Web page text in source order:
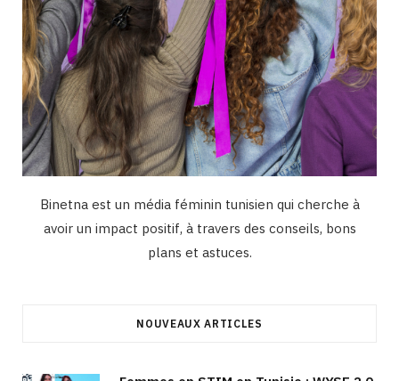
Binetna est un média féminin tunisien qui cherche à
avoir un impact positif, à travers des conseils, bons
plans et astuces.
NOUVEAUX ARTICLES